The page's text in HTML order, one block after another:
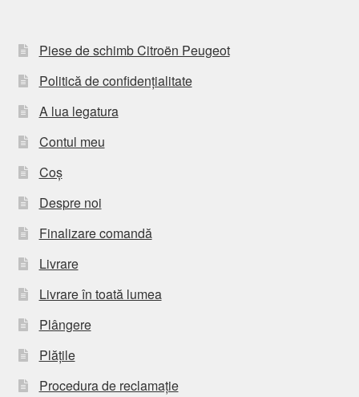
Piese de schimb Citroën Peugeot
Politică de confidențialitate
A lua legatura
Contul meu
Coș
Despre noi
Finalizare comandă
Livrare
Livrare în toată lumea
Plângere
Plățile
Procedura de reclamație